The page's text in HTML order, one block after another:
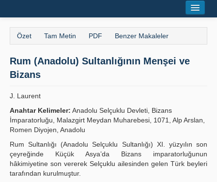
Hakkında
Dergi Kurulları
Yayın Politikaları
İletişim
Özet Tam Metin PDF Benzer Makaleler
Rum (Anadolu) Sultanlığının Menşei ve
Bizans
J. Laurent
Anahtar Kelimeler: Anadolu Selçuklu Devleti, Bizans
İmparatorluğu, Malazgirt Meydan Muharebesi, 1071, Alp Arslan,
Romen Diyojen, Anadolu
Rum Sultanlığı (Anadolu Selçuklu Sultanlığı) XI. yüzyılın son
çeyreğinde Küçük Asya’da Bizans imparatorluğunun
hâkimiyetine son vererek Selçuklu ailesinden gelen Türk beyleri
tarafından kurulmuştur.